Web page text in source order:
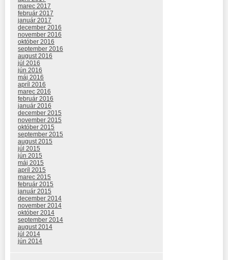
marec 2017
február 2017
január 2017
december 2016
november 2016
október 2016
september 2016
august 2016
júl 2016
jún 2016
máj 2016
apríl 2016
marec 2016
február 2016
január 2016
december 2015
november 2015
október 2015
september 2015
august 2015
júl 2015
jún 2015
máj 2015
apríl 2015
marec 2015
február 2015
január 2015
december 2014
november 2014
október 2014
september 2014
august 2014
júl 2014
jún 2014